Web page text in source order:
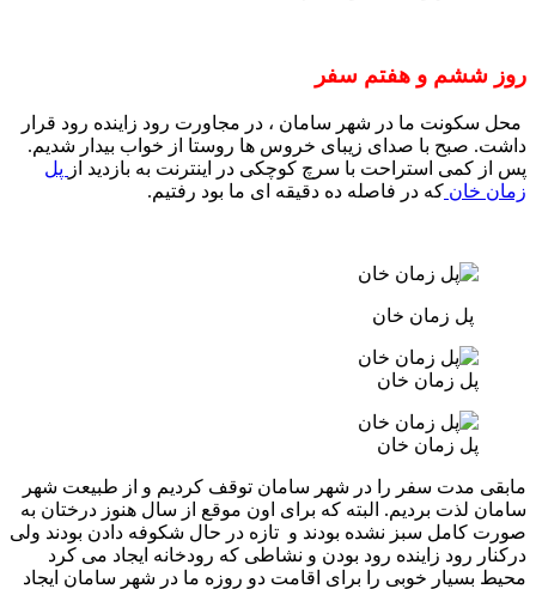
روز ششم و هفتم سفر
محل سکونت ما در شهر سامان ، در مجاورت رود زاینده رود قرار
داشت. صبح با صدای زیبای خروس ها روستا از خواب بیدار شدیم.
پس از کمی استراحت با سرچ کوچکی در اینترنت به بازدید از پل
زمان خان که در فاصله ده دقیقه ای ما بود رفتیم.
پل زمان خان
پل زمان خان
پل زمان خان
مابقی مدت سفر را در شهر سامان توقف کردیم و از طبیعت شهر
سامان لذت بردیم. البته که برای اون موقع از سال هنوز درختان به
صورت کامل سبز نشده بودند و تازه در حال شکوفه دادن بودند ولی
درکنار رود زاینده رود بودن و نشاطی که رودخانه ایجاد می کرد
محیط بسیار خوبی را برای اقامت دو روزه ما در شهر سامان ایجاد